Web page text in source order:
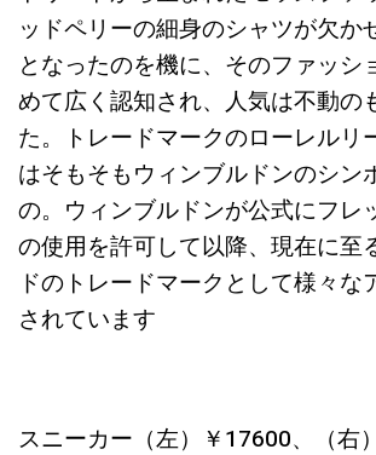
ッドペリーの細身のシャツが欠か
となったのを機に、そのファッシ
めて広く認知され、人気は不動の
た。トレードマークのローレルリ
はそもそもウィンブルドンのシン
の。ウィンブルドンが公式にフレ
の使用を許可して以降、現在に至
ドのトレードマークとして様々な
されています
スニーカー（左）￥17600、（右